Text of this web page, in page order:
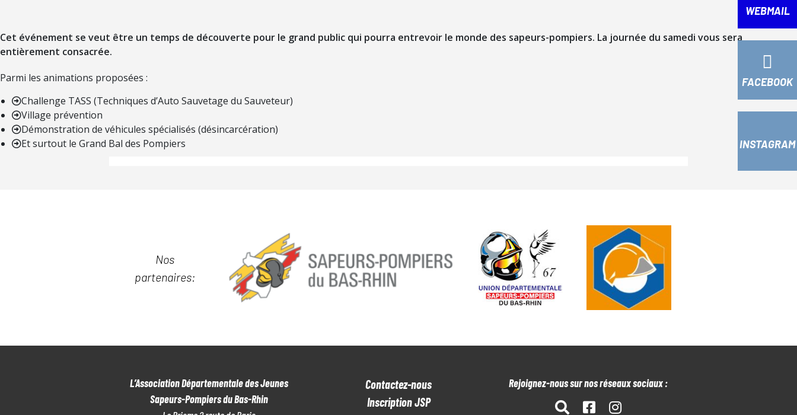
WEBMAIL
FACEBOOK
INSTAGRAM
Cet événement se veut être un temps de découverte pour le grand public qui pourra entrevoir le monde des sapeurs-pompiers. La journée du samedi vous sera
entièrement consacrée.
Parmi les animations proposées :
Challenge TASS (Techniques d’Auto Sauvetage du Sauveteur)
Village prévention
Démonstration de véhicules spécialisés (désincarcération)
Et surtout le Grand Bal des Pompiers
Nos
partenaires:
L’Association Départementale des Jeunes
Sapeurs-Pompiers du Bas-Rhin
Contactez-nous
Inscription JSP
Rejoignez-nous sur nos réseaux sociaux :